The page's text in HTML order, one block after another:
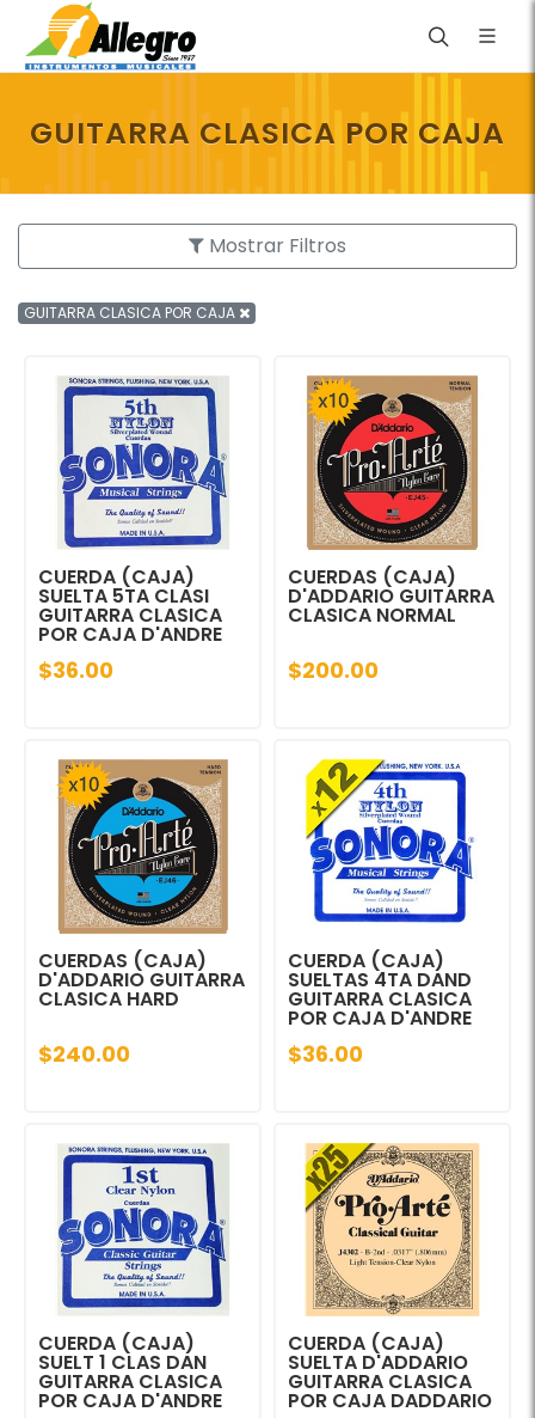
GUITARRA CLASICA POR CAJA
Mostrar Filtros
GUITARRA CLASICA POR CAJA
CUERDA (CAJA)
SUELTA 5TA CLASI
GUITARRA CLASICA
POR CAJA D'ANDRE
$36.00
CUERDAS (CAJA)
D'ADDARIO GUITARRA
CLASICA NORMAL
$200.00
CUERDAS (CAJA)
D'ADDARIO GUITARRA
CLASICA HARD
$240.00
CUERDA (CAJA)
SUELTAS 4TA DAND
GUITARRA CLASICA
POR CAJA D'ANDRE
$36.00
CUERDA (CAJA)
SUELT 1 CLAS DAN
GUITARRA CLASICA
POR CAJA D'ANDRE
CUERDA (CAJA)
SUELTA D'ADDARIO
GUITARRA CLASICA
POR CAJA DADDARIO